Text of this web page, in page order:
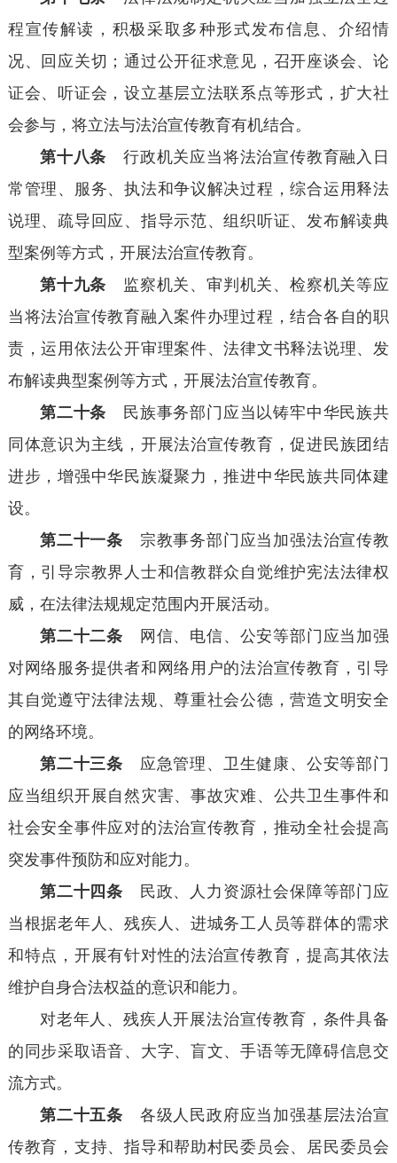
程宣传解读，积极采取多种形式发布信息、介绍情
况、回应关切；通过公开征求意见，召开座谈会、论
证会、听证会，设立基层立法联系点等形式，扩大社
会参与，将立法与法治宣传教育有机结合。
第十八条 行政机关应当将法治宣传教育融入日
常管理、服务、执法和争议解决过程，综合运用释法
说理、疏导回应、指导示范、组织听证、发布解读典
型案例等方式，开展法治宣传教育。
第十九条 监察机关、审判机关、检察机关等应
当将法治宣传教育融入案件办理过程，结合各自的职
责，运用依法公开审理案件、法律文书释法说理、发
布解读典型案例等方式，开展法治宣传教育。
第二十条 民族事务部门应当以铸牢中华民族共
同体意识为主线，开展法治宣传教育，促进民族团结
进步，增强中华民族凝聚力，推进中华民族共同体建
设。
第二十一条 宗教事务部门应当加强法治宣传教
育，引导宗教界人士和信教群众自觉维护宪法法律权
威，在法律法规规定范围内开展活动。
第二十二条 网信、电信、公安等部门应当加强
对网络服务提供者和网络用户的法治宣传教育，引导
其自觉遵守法律法规、尊重社会公德，营造文明安全
的网络环境。
第二十三条 应急管理、卫生健康、公安等部门
应当组织开展自然灾害、事故灾难、公共卫生事件和
社会安全事件应对的法治宣传教育，推动全社会提高
突发事件预防和应对能力。
第二十四条 民政、人力资源社会保障等部门应
当根据老年人、残疾人、进城务工人员等群体的需求
和特点，开展有针对性的法治宣传教育，提高其依法
维护自身合法权益的意识和能力。
对老年人、残疾人开展法治宣传教育，条件具备
的同步采取语音、大字、盲文、手语等无障碍信息交
流方式。
第二十五条 各级人民政府应当加强基层法治宣
传教育，支持、指导和帮助村民委员会、居民委员会